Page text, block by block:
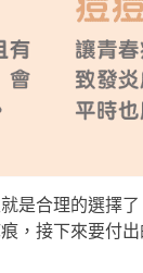
是合理的選擇
，接下來要付出